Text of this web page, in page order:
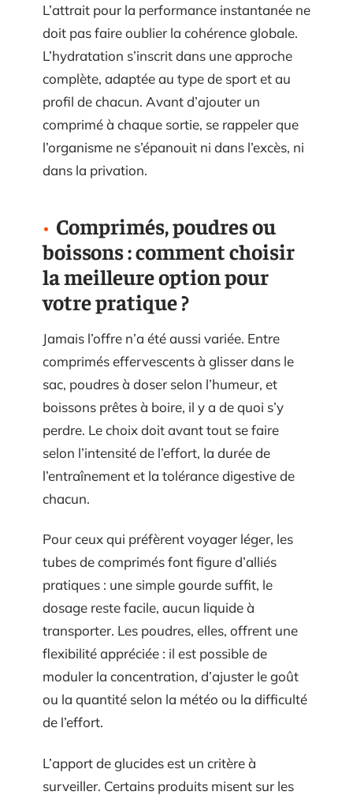
L’attrait pour la performance instantanée ne
doit pas faire oublier la cohérence globale.
L’hydratation s’inscrit dans une approche
complète, adaptée au type de sport et au
profil de chacun. Avant d’ajouter un
comprimé à chaque sortie, se rappeler que
l’organisme ne s’épanouit ni dans l’excès, ni
dans la privation.
Comprimés, poudres ou
boissons : comment choisir
la meilleure option pour
votre pratique ?
Jamais l’offre n’a été aussi variée. Entre
comprimés effervescents à glisser dans le
sac, poudres à doser selon l’humeur, et
boissons prêtes à boire, il y a de quoi s’y
perdre. Le choix doit avant tout se faire
selon l’intensité de l’effort, la durée de
l’entraînement et la tolérance digestive de
chacun.
Pour ceux qui préfèrent voyager léger, les
tubes de comprimés font figure d’alliés
pratiques : une simple gourde suffit, le
dosage reste facile, aucun liquide à
transporter. Les poudres, elles, offrent une
flexibilité appréciée : il est possible de
moduler la concentration, d’ajuster le goût
ou la quantité selon la météo ou la difficulté
de l’effort.
L’apport de glucides est un critère à
surveiller. Certains produits misent sur les